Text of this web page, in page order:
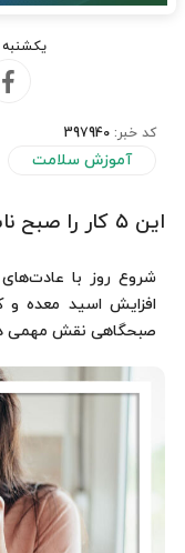
یکشنبه ۲۷ اردیبهشت ۱۴۰۵ - ۱۱:۴۶
کد خبر: 397940
آموزش سلامت
این ۵ کار را صبح ناشتا انجام ندهید
شروع روز با
افزایش اسید معده و
صبحگاهی نقش مهمی